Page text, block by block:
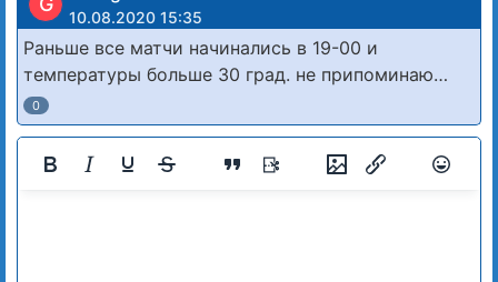
10.08.2020 15:35
Раньше все матчи начинались в 19-00 и
температуры больше 30 град. не припоминаю…
0